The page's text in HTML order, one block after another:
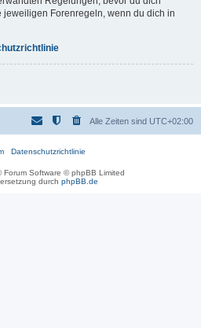
jeweiligen Forenregeln, wenn du dich in
Alle Zeiten sind UTC+02:00
Datenschutzrichtlinie
Forum Software © phpBB Limited
durch phpBB.de